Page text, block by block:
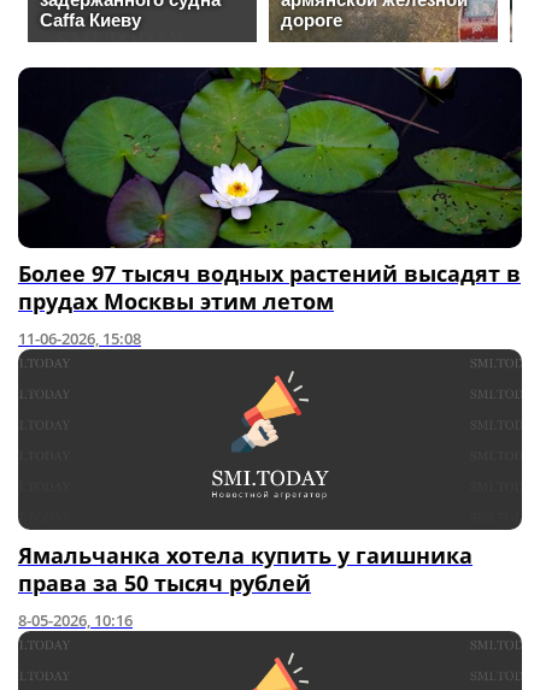
Более 97 тысяч водных растений высадят в
прудах Москвы этим летом
11-06-2026, 15:08
Ямальчанка хотела купить у гаишника
права за 50 тысяч рублей
8-05-2026, 10:16